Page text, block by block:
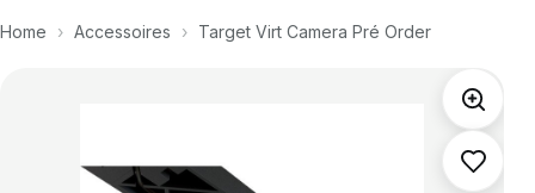
Home › Accessoires › Target Virt Camera Pré Order